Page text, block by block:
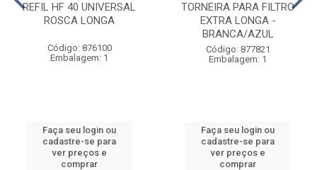
REFIL HF 40 UNIVERSAL
ROSCA LONGA
Código: 876100
Embalagem: 1
Faça seu login ou
cadastre-se para
ver preços e
comprar
TORNEIRA PARA FILTRO
EXTRA LONGA -
BRANCA/AZUL
Código: 877821
Embalagem: 1
Faça seu login ou
cadastre-se para
ver preços e
comprar